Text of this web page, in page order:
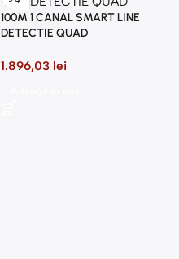
100M 1 CANAL SMART LINE
DETECTIE QUAD
1.896,03 lei